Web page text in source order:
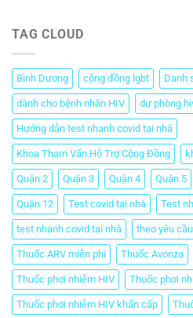
TAG CLOUD
Bình Dương cộng đồng lgbt Danh
dành cho bệnh nhân HIV dự phòng
Hướng dẫn test nhanh covid tại nhà
Khoa Tham Vấn Hỗ Trợ Cộng Đồng
Quận 2 Quận 3 Quận 4 Quận 5
Quận 12 Test covid tại nhà Test
test nhanh covid tại nhà theo yêu
Thuốc ARV miễn phí Thuốc Avonza
Thuốc phơi nhiễm HIV Thuốc phơi
Thuốc phơi nhiễm HIV khẩn cấp